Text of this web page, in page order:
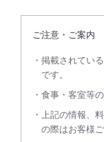
ご注意・ご案内
掲載されてい
です。
食事・客室等
上記の情報、
の際はお客様